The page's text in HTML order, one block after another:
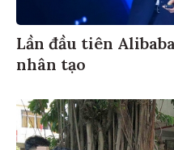
Lần đầu tiên
nhân tạo